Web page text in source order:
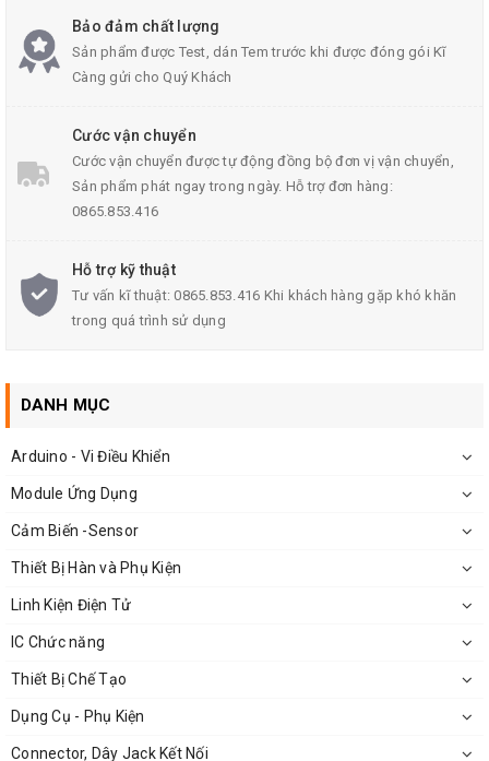
Mạch Quạt Điều Hòa giá rẻ
Bảo đảm chất lượng
Sản phẩm được Test, dán Tem trước khi được đóng gói Kĩ
Càng gửi cho Quý Khách
Cước vận chuyển
Cước vận chuyển được tự động đồng bộ đơn vị vận chuyển,
Sản phẩm phát ngay trong ngày. Hỗ trợ đơn hàng:
0865.853.416
Hỗ trợ kỹ thuật
Tư vấn kĩ thuật: 0865.853.416 Khi khách hàng gặp khó khăn
trong quá trình sử dụng
DANH MỤC
Arduino - Vi Điều Khiển
Module Ứng Dụng
Cảm Biến -Sensor
Thiết Bị Hàn và Phụ Kiện
Linh Kiện Điện Tử
IC Chức năng
Thiết Bị Chế Tạo
Dụng Cụ - Phụ Kiện
Connector, Dây Jack Kết Nối